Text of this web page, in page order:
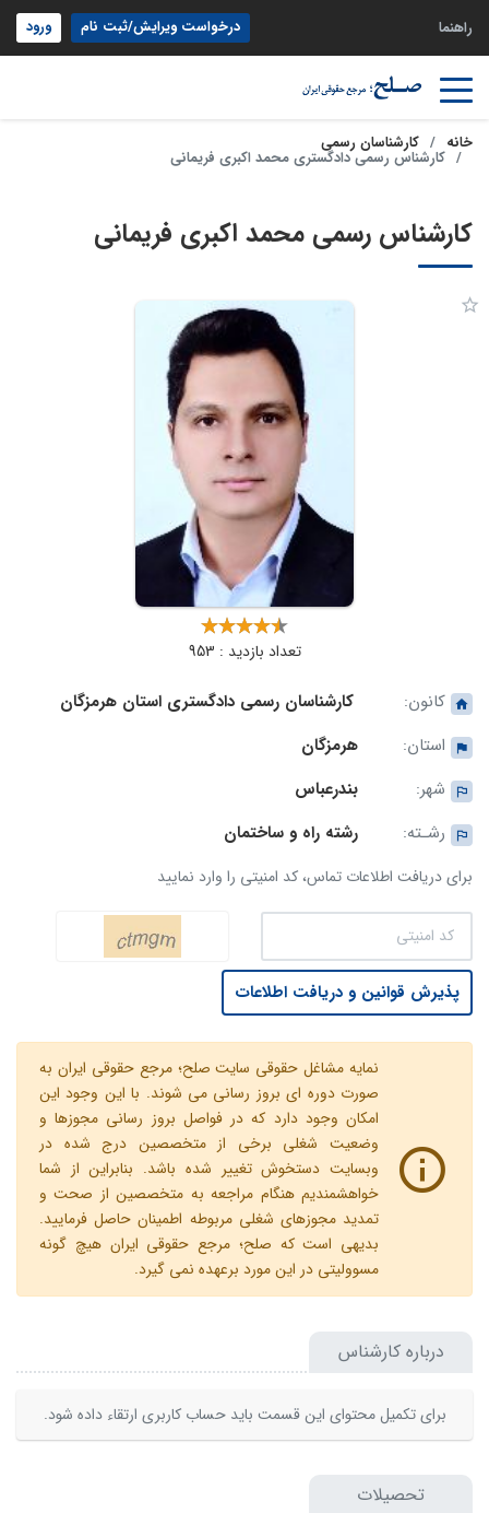
راهنما درخواست ویرایش/ثبت نام ورود
خانه کارشناسان رسمی
کارشناس رسمی دادگستری محمد اکبری فریمانی
کارشناس رسمی محمد اکبری فریمانی
تعداد بازدید : 953
کانون:
کارشناسان رسمی دادگستری استان هرمزگان
استان:
هرمزگان
شهر:
بندرعباس
رشـته:
رشته راه و ساختمان
برای دریافت اطلاعات تماس، کد امنیتی را وارد نمایید
پذیرش قوانین و دریافت اطلاعات
نمایه مشاغل حقوقی سایت صلح؛ مرجع حقوقی ایران به
صورت دوره ای بروز رسانی می شوند. با این وجود این
امکان وجود دارد که در فواصل بروز رسانی مجوزها و
وضعیت شغلی برخی از متخصصین درج شده در
وبسایت دستخوش تغییر شده باشد. بنابراین از شما
خواهشمندیم هنگام مراجعه به متخصصین از صحت و
تمدید مجوزهای شغلی مربوطه اطمینان حاصل فرمایید.
بدیهی است که صلح؛ مرجع حقوقی ایران هیچ گونه
مسوولیتی در این مورد برعهده نمی گیرد.
درباره کارشناس
برای تکمیل محتوای این قسمت باید حساب کاربری ارتقاء داده شود.
تحصیلات